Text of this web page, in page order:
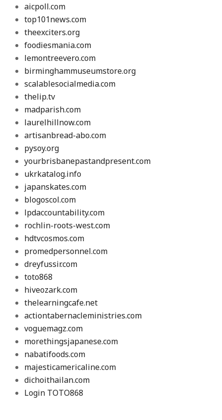
aicpoll.com
top101news.com
theexciters.org
foodiesmania.com
lemontreevero.com
birminghammuseumstore.org
scalablesocialmedia.com
thelip.tv
madparish.com
laurelhillnow.com
artisanbread-abo.com
pysoy.org
yourbrisbanepastandpresent.com
ukrkatalog.info
japanskates.com
blogoscol.com
lpdaccountability.com
rochlin-roots-west.com
hdtvcosmos.com
promedpersonnel.com
dreyfussir.com
toto868
hiveozark.com
thelearningcafe.net
actiontabernacleministries.com
voguemagz.com
morethingsjapanese.com
nabatifoods.com
majesticamericaline.com
dichoithailan.com
Login TOTO868